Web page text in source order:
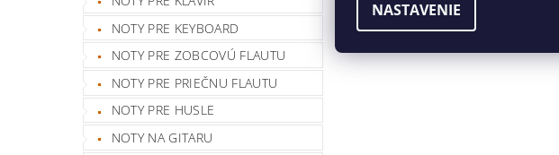
NOTY PRE KEYBOARD
NOTY PRE ZOBCOVÚ FLAUTU
NOTY PRE PRIEČNU FLAUTU
NOTY PRE HUSLE
NOTY NA GITARU
NASTAVENIE